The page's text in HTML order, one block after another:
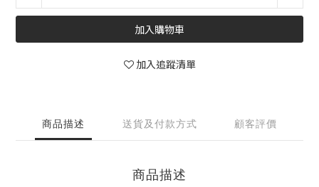
加入購物車
加入追蹤清單
商品描述 送貨及付款方式 顧客評價
商品描述